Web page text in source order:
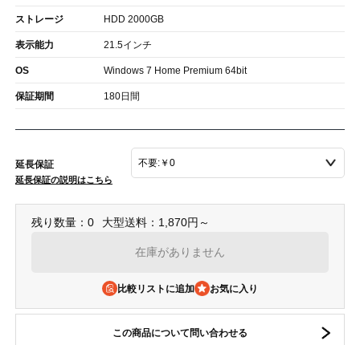
ストレージ HDD 2000GB
表示能力 21.5インチ
OS Windows 7 Home Premium 64bit
保証期間 180日間
延長保証
延長保証の説明はこちら
残り数量：0 大型送料：1,870円～
在庫がありません
比較リストに追加
この商品について問い合わせる